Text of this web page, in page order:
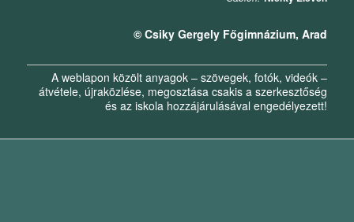
© Csiky Gergely Főgimnázium, Arad
A weblapon közölt anyagok – szövegek, fotók, videók –
átvétele, újraközlése, megosztása csakis a szerkesztőség
és az iskola hozzájárulásával engedélyezett!